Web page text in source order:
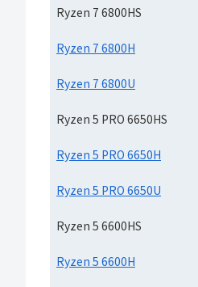
Ryzen 7 6800HS
Ryzen 7 6800H
Ryzen 7 6800U​
Ryzen 5 PRO 6650HS
Ryzen 5 PRO 6650H
Ryzen 5 PRO 6650U
Ryzen 5 6600HS​
Ryzen 5 6600H